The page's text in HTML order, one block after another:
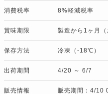
消費税率 8%軽減税率
賞味期限 製造から1ヶ月（
保存方法 冷凍（-18℃）
出荷期間 4/20 ～ 6/7
販売情報 販売期間：4/10